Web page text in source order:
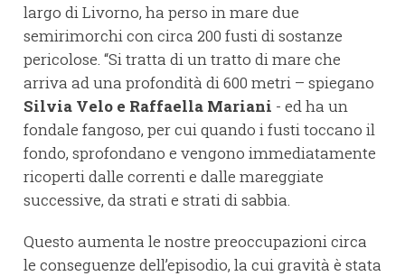
largo di Livorno, ha perso in mare due
semirimorchi con circa 200 fusti di sostanze
pericolose. “Si tratta di un tratto di mare che
arriva ad una profondità di 600 metri – spiegano
Silvia Velo e Raffaella Mariani - ed ha un
fondale fangoso, per cui quando i fusti toccano il
fondo, sprofondano e vengono immediatamente
ricoperti dalle correnti e dalle mareggiate
successive, da strati e strati di sabbia.
Questo aumenta le nostre preoccupazioni circa
le conseguenze dell’episodio, la cui gravità è stata